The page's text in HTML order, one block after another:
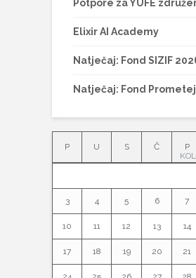
Potpore za YUFE
Elixir AI Academy
Natječaj: Fond SIZIF
Natječaj: Fond
P U S Č P
3 4 5 6 7
10 11 12 13 14
17 18 19 20 21